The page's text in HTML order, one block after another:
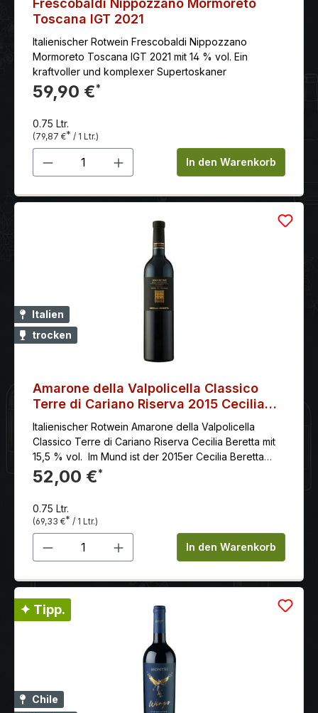
Frescobaldi Nippozzano Mormoreto
Toscana IGT 2021
Italienischer Rotwein Frescobaldi Nippozzano
Mormoreto Toscana IGT 2021 mit 14 % vol. Ein
kraftvoller und komplexer Supertoskaner
59,90 €*
0.75 Ltr.
(79,87 €* / 1 Ltr.)
Produkt Anzahl: Gib denIn den Warenkorb
Italien
trocken
Amarone della Valpolicella Classico
Terre di Cariano Riserva 2015 Cecilia
Beretta
Italienischer Rotwein Amarone della Valpolicella
Classico Terre di Cariano Riserva Cecilia Beretta mit
15,5 % vol. Im Mund ist der 2015er Cecilia Beretta
Amarone Riserva samtig und weich, mit
dominierenden Noten von Kirschen, Heidelbeeren
52,00 €*
0.75 Ltr.
(69,33 €* / 1 Ltr.)
Produkt Anzahl: Gib denIn den Warenkorb
✦ Tipp.
Chile